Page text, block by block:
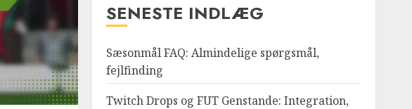
SENESTE INDLÆG
Sæsonmål FAQ: Almindelige spørgsmål,
fejlfinding
Twitch Drops og FUT Genstande: Integration,